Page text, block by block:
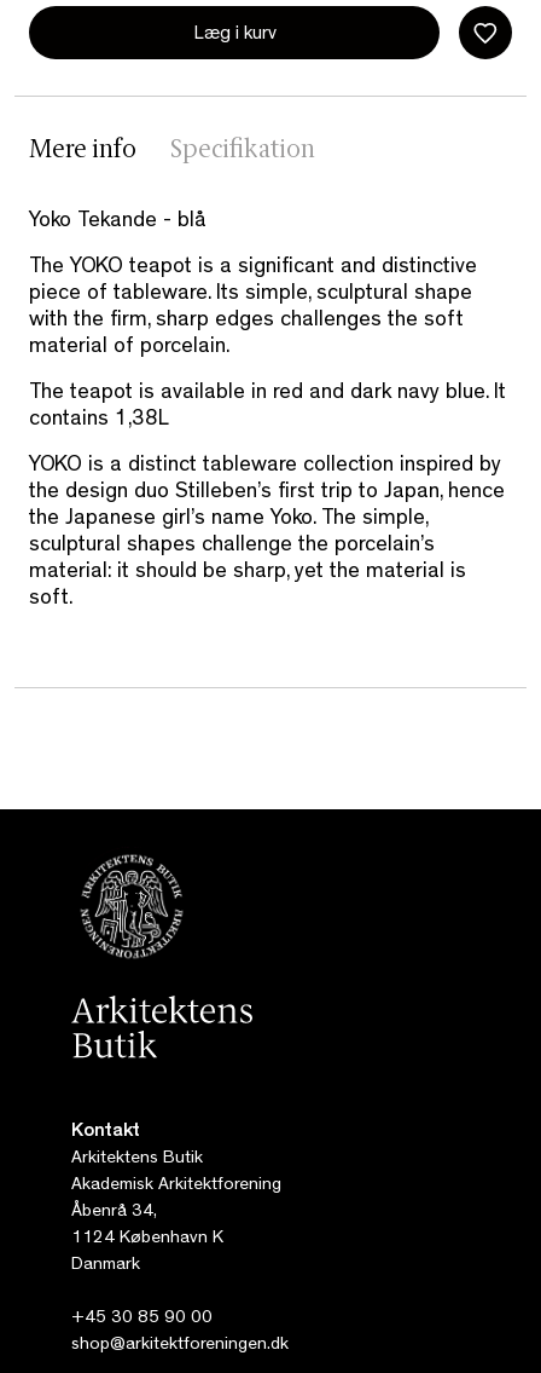
Læg i kurv
Mere info Specifikation
Yoko Tekande - blå
The YOKO teapot is a significant and distinctive
piece of tableware. Its simple, sculptural shape
with the firm, sharp edges challenges the soft
material of porcelain.
The teapot is available in red and dark navy blue. It
contains 1,38L
YOKO is a distinct tableware collection inspired by
the design duo Stilleben’s first trip to Japan, hence
the Japanese girl’s name Yoko. The simple,
sculptural shapes challenge the porcelain’s
material: it should be sharp, yet the material is
soft.
Kontakt
Arkitektens Butik
Akademisk Arkitektforening
Åbenrå 34,
1124 København K
Danmark
+45 30 85 90 00
shop@arkitektforeningen.dk